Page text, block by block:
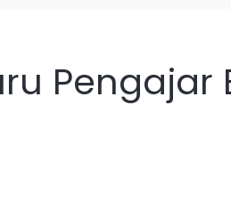
Pengajar